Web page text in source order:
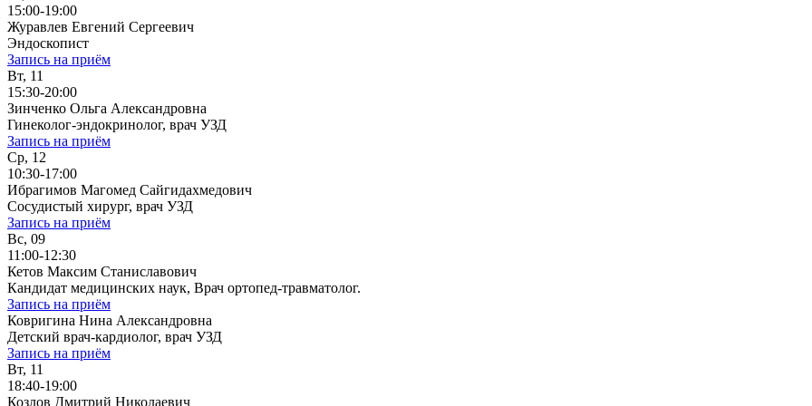
15:00-19:00
Журавлев Евгений Сергеевич
Эндоскопист
Запись на приём
Вт, 11
15:30-20:00
Зинченко Ольга Александровна
Гинеколог-эндокринолог, врач УЗД
Запись на приём
Ср, 12
10:30-17:00
Ибрагимов Магомед Сайгидахмедович
Сосудистый хирург, врач УЗД
Запись на приём
Вс, 09
11:00-12:30
Кетов Максим Станиславович
Кандидат медицинских наук, Врач ортопед-травматолог.
Запись на приём
Ковригина Нина Александровна
Детский врач-кардиолог, врач УЗД
Запись на приём
Вт, 11
18:40-19:00
Козлов Дмитрий Николаевич